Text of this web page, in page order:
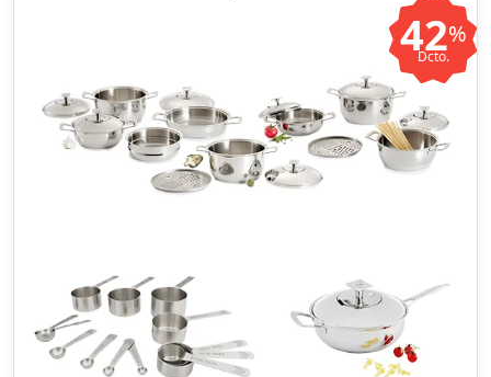
42%
Dcto.